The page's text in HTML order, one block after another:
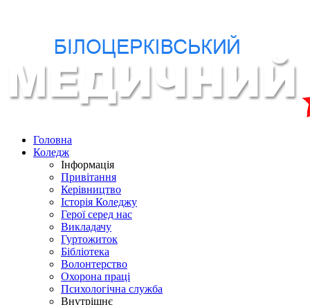
Головна
Коледж
Інформація
Привітання
Керівництво
Історія Коледжу
Герої серед нас
Викладачу
Гуртожиток
Бібліотека
Волонтерство
Охорона праці
Психологічна служба
Внутрішнє